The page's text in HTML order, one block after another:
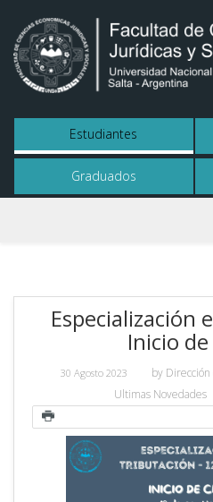
Estudiantes
Graduados
Especialización
Inicio
30 Agosto 2023 by Dirección
Ultimas Novedades